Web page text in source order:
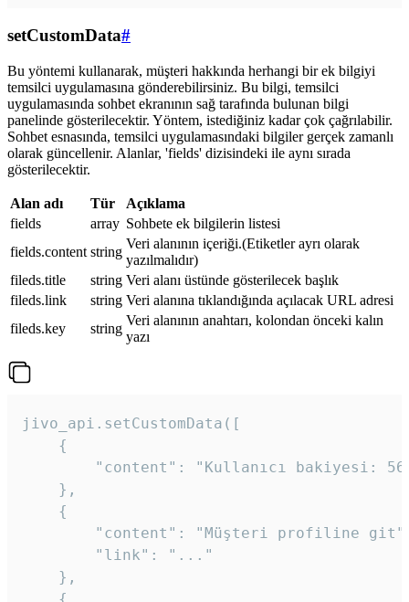
setCustomData#
Bu yöntemi kullanarak, müşteri hakkında herhangi bir ek bilgiyi
temsilci uygulamasına gönderebilirsiniz. Bu bilgi, temsilci
uygulamasında sohbet ekranının sağ tarafında bulunan bilgi
panelinde gösterilecektir. Yöntem, istediğiniz kadar çok çağrılabilir.
Sohbet esnasında, temsilci uygulamasındaki bilgiler gerçek zamanlı
olarak güncellenir. Alanlar, 'fields' dizisindeki ile aynı sırada
gösterilecektir.
Alan adı Tür
Açıklama
fields
array Sohbete ek bilgilerin listesi
fields.content string
Veri alanının içeriği.(Etiketler ayrı olarak
yazılmalıdır)
fileds.title
string Veri alanı üstünde gösterilecek başlık
fileds.link
string Veri alanına tıklandığında açılacak URL adresi
fileds.key
string
Veri alanının anahtarı, kolondan önceki kalın
yazı
jivo_api.setCustomData([
    {
"content": "Kullanıcı bakiyesi:
    },
    {
"content": "Müşteri profiline
        "link": "..."
    },
    {